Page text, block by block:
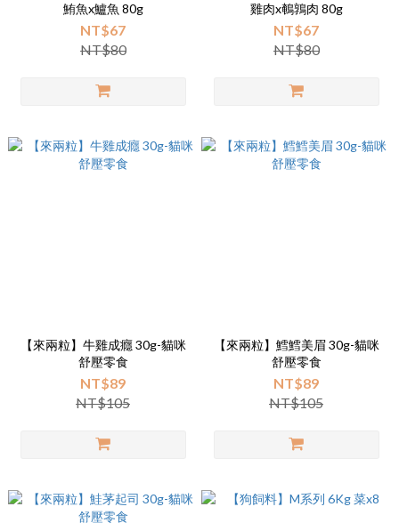
鮪魚x鱸魚 80g
NT$67
NT$80
雞肉x鵪鶉肉 80g
NT$67
NT$80
【來兩粒】牛雞成癮 30g-貓咪
舒壓零食
NT$89
NT$105
【來兩粒】鱈鱈美眉 30g-貓咪
舒壓零食
NT$89
NT$105